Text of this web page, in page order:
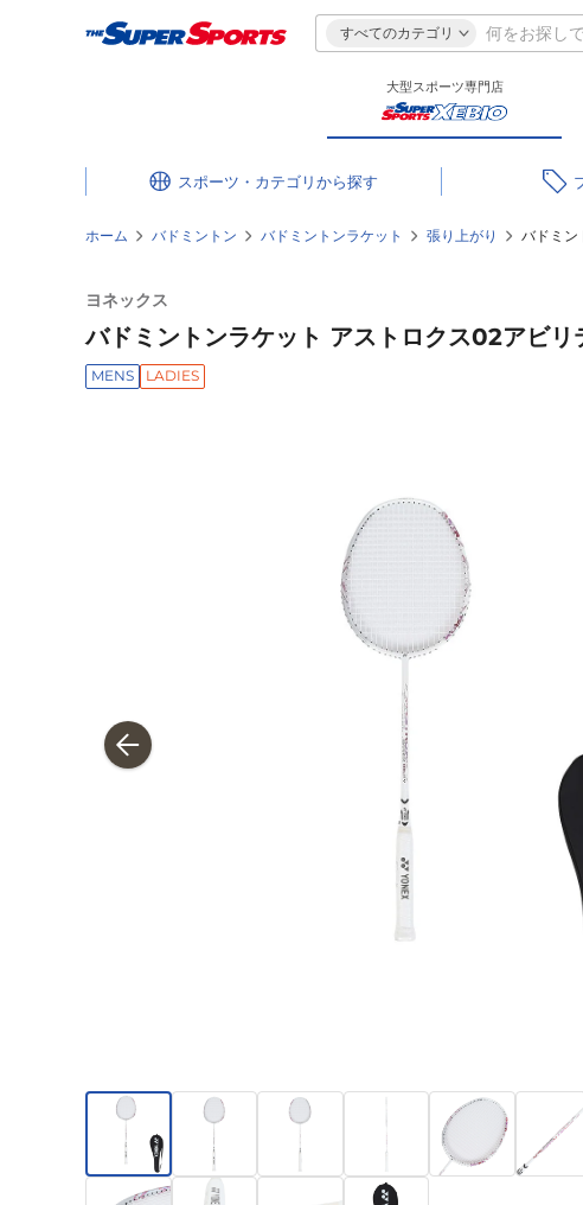
すべてのカテゴリ
大型スポーツ専門店
スポーツ・カテゴリ
ホーム バドミントン バドミントンラケット 張り上がり バドミ
ヨネックス
バドミントンラケット アストロクス02アビ
MENS LADIES